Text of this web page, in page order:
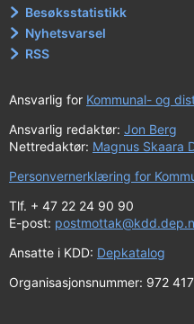
Besøksstatistikk
Nyhetsvarsel
RSS
Ansvarlig for Kommunal- og
Ansvarlig redaktør: Jon Berg
Nettredaktør: Magnus Skaara
Personvernerklæring for
Tlf. + 47 22 24 90 90
E-post:
Ansatte i KDD: Depkatalog
Organisasjonsnummer: 972